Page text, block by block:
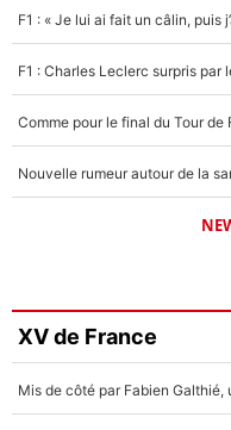
XV de France